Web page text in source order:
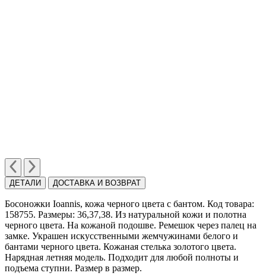
ДЕТАЛИ ДОСТАВКА И ВОЗВРАТ
Босоножки Ioannis, кожа черного цвета с бантом. Код товара:
158755. Размеры: 36,37,38. Из натуральной кожи и полотна
черного цвета. На кожаной подошве. Ремешок через палец на
замке. Украшен искусственными жемчужинами белого и
бантами черного цвета. Кожаная стелька золотого цвета.
Нарядная летняя модель. Подходит для любой полноты и
подъема ступни. Размер в размер.